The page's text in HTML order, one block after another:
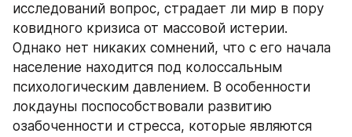
исследований вопрос, страдает ли мир в пору
ковидного кризиса от массовой истерии.
Однако нет никаких сомнений, что с его начала
население находится под колоссальным
психологическим давлением. В особенности
локдауны поспособствовали развитию
озабоченности и стресса, которые являются